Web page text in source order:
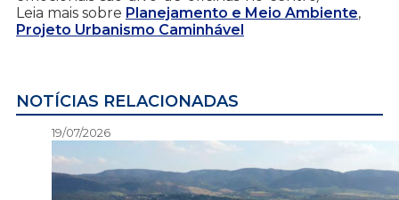
Leia mais sobre Planejamento e Meio Ambiente,
Projeto Urbanismo Caminhável
NOTÍCIAS RELACIONADAS
19/07/2026